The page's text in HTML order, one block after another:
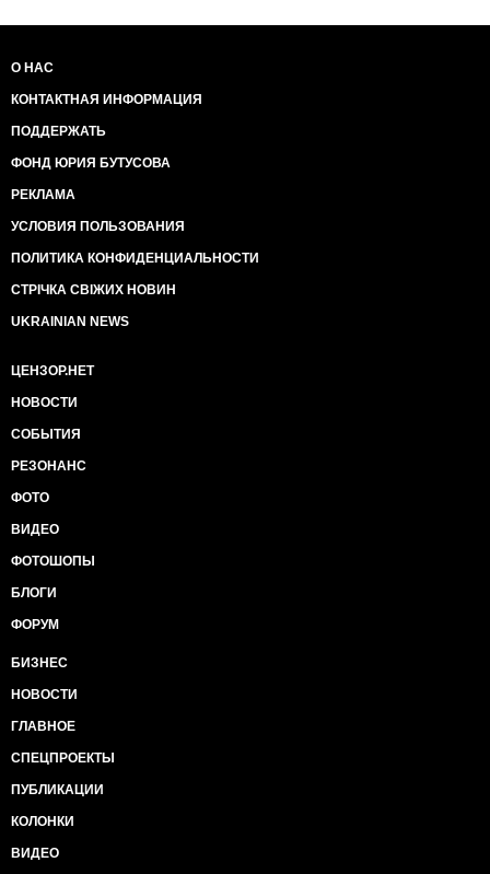
О НАС
КОНТАКТНАЯ ИНФОРМАЦИЯ
ПОДДЕРЖАТЬ
ФОНД ЮРИЯ БУТУСОВА
РЕКЛАМА
УСЛОВИЯ ПОЛЬЗОВАНИЯ
ПОЛИТИКА КОНФИДЕНЦИАЛЬНОСТИ
СТРІЧКА СВІЖИХ НОВИН
UKRAINIAN NEWS
ЦЕНЗОР.НЕТ
НОВОСТИ
СОБЫТИЯ
РЕЗОНАНС
ФОТО
ВИДЕО
ФОТОШОПЫ
БЛОГИ
ФОРУМ
БИЗНЕС
НОВОСТИ
ГЛАВНОЕ
СПЕЦПРОЕКТЫ
ПУБЛИКАЦИИ
КОЛОНКИ
ВИДЕО